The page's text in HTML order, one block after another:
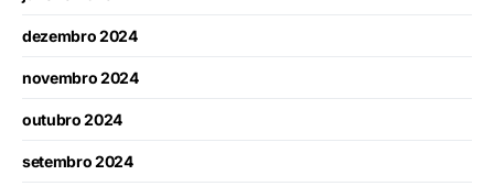
dezembro 2024
novembro 2024
outubro 2024
setembro 2024